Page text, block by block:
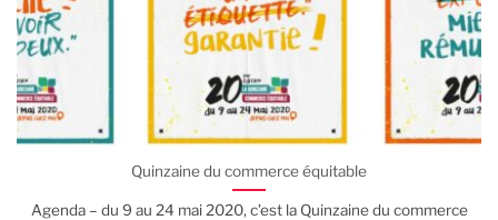
Quinzaine du commerce équitable
Agenda – du 9 au 24 mai 2020, c’est la Quinzaine du commerce